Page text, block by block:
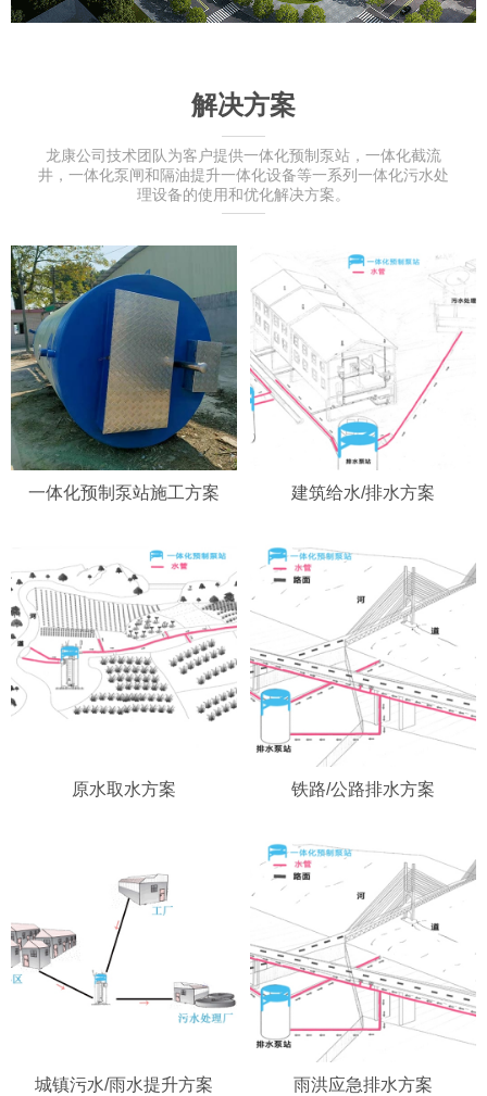
解决方案
龙康公司技术团队为客户提供一体化预制泵站，一体化截流
井，一体化泵闸和隔油提升一体化设备等一系列一体化污水处
理设备的使用和优化解决方案。
一体化预制泵站施工方案 建筑给水/排水方案
原水取水方案 铁路/公路排水方案
城镇污水/雨水提升方案 雨洪应急排水方案